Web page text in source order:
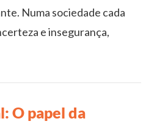
Numa sociedade cada
e insegurança,
O papel da